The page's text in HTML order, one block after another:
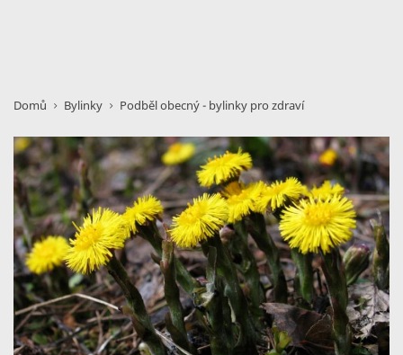
Domů Bylinky Podběl obecný - bylinky pro zdraví